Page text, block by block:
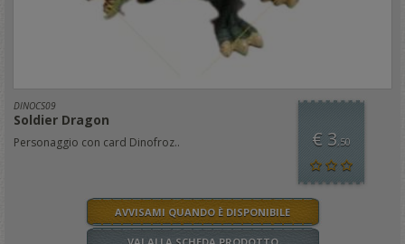
DINOCS09
Soldier Dragon
Personaggio con card Dinofroz.. € 3,50
AVVISAMI QUANDO È DISPONIBILE